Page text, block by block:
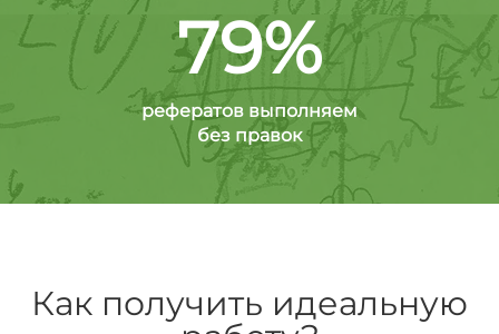
79%
рефератов выполняем
без правок
Как получить идеальную